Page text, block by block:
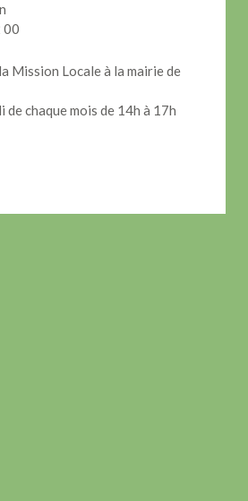
00
Mission Locale à la mairie de
de chaque mois de 14h à 17h